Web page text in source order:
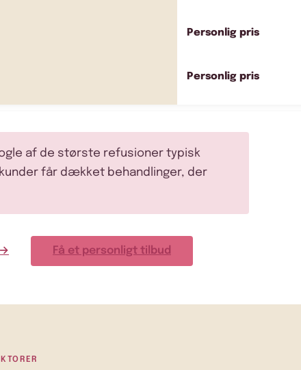
Personlig pris
Personlig pris
af de største refusioner typisk
får dækket behandlinger, der
Få et personligt tilbud